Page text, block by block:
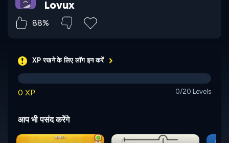
Lovux
88%
XP रखने के लिए लॉग इन करें
0 XP 0/20 Levels
आप भी पसंद करेंगे